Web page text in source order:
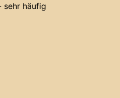
sehr häufig